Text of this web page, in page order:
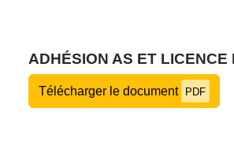
ADHÉSION AS ET LICENCE
Télécharger le document PDF